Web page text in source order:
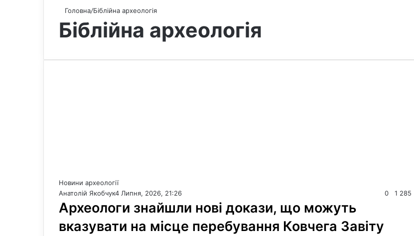
Головна/Біблійна археологія
Біблійна археологія
Новини археології
Анатолій Якобчук4 Липня, 2026, 21:26 0 1 285
Археологи знайшли нові докази, що можуть
вказувати на місце перебування Ковчега Завіту